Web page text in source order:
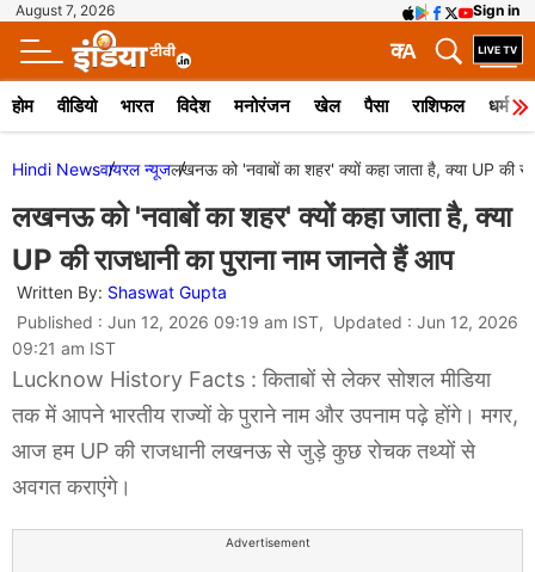
August 7, 2026 Sign in
A
क
होम वीडियो भारत विदेश मनोरंजन खेल पैसा राशिफल धर्म
Hindi Newsवायरल न्‍यूजलखनऊ को 'नवाबों का शहर' क्यों कहा जाता है, क्या UP की
लखनऊ को 'नवाबों का शहर' क्यों कहा जाता है, क्या
UP की राजधानी का पुराना नाम जानते हैं आप
Written By: Shaswat Gupta
Published : Jun 12, 2026 09:19 am IST, Updated : Jun 12, 2026
09:21 am IST
Lucknow History Facts : किताबों से लेकर सोशल मीडिया
तक में आपने भारतीय राज्यों के पुराने नाम और उपनाम पढ़े होंगे। मगर,
आज हम UP की राजधानी लखनऊ से जुड़े कुछ रोचक तथ्यों से
अवगत कराएंगे।
Advertisement